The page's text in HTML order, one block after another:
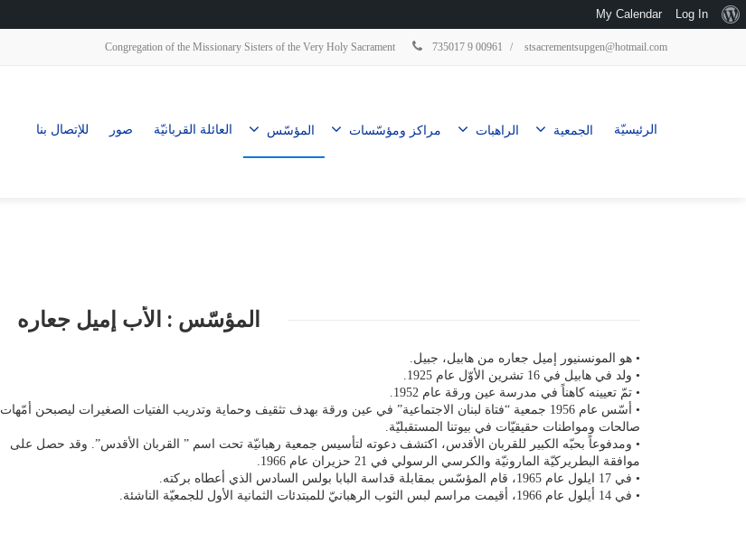
Log In
My Calendar
Congregation of the Missionary Sisters of the Very Holy Sacrament 735017 9 00961 / stsacrementsupgen@hotmail.com
الرئيسيّة الجمعية الراهبات مراكز ومؤسّسات المؤسّس العائلة القربانيّة صور للإتصال بنا
المؤسّس : الأب إميل جعاره
• هو المونسنيور إميل جعاره من هابيل، جبيل.
• ولد في هابيل في 16 تشرين الأوّل عام 1925.
• تمّ تعيينه كاهناً في مدرسة عين ورقة عام 1952.
• أسّس عام 1956 جمعية “فتاة لبنان الاجتماعية” في عين ورقة بهدف تثقيف وحماية وتدريب الفتيات الصغيرات ليصبحن أمّهات
صالحات ومواطنات حقيقيّات في بيوتنا المستقبليّة.
• ومدفوعاً بحبّه الكبير للقربان الأقدس، اكتشف دعوته لتأسيس جمعية رهبانيّة تحت اسم ” القربان الأقدس”. وقد حصل على
موافقة البطريركيّة المارونيّة والكرسي الرسولي في 21 حزيران عام 1966.
• في 17 ايلول عام 1965، قام المؤسّس بمقابلة قداسة البابا بولس السادس الذي أعطاه بركته.
• في 14 أيلول عام 1966، أقيمت مراسم لبس الثوب الرهبانيّ للمبتدئات الثمانية الأول للجمعيّة الناشئة.